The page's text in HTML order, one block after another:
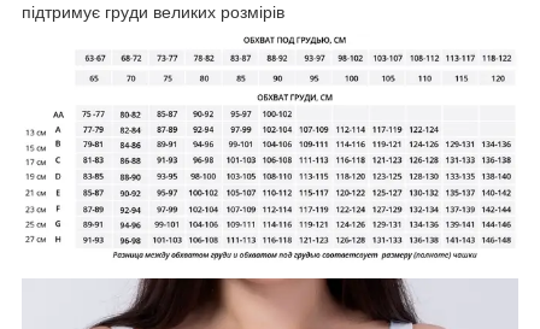
підтримує груди великих розмірів